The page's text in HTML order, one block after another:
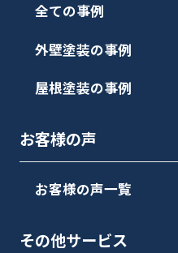
全ての事例
外壁塗装の事例
屋根塗装の事例
お客様の声
お客様の声一覧
その他サービス